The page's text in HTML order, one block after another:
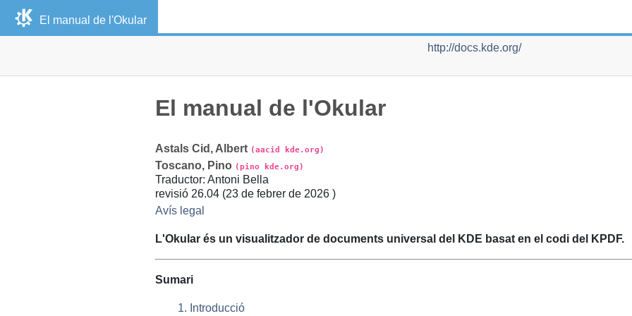
El manual de l'Okular
http://docs.kde.org/
El manual de l'Okular
Astals Cid , Albert (aacid kde.org)
Toscano, Pino (pino kde.org)
Traductor: Antoni Bella
revisió 26.04 (23 de febrer de 2026 )
Avís legal
L'Okular és un visualitzador de documents universal del KDE basat en el codi del KPDF.
Sumari
1. Introducció